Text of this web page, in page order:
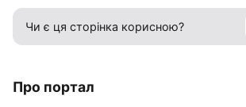
Чи є ця сторінка корисною?
Про портал